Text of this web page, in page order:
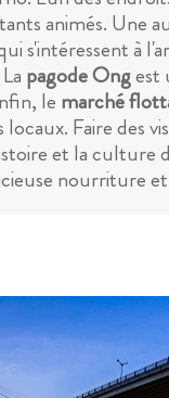
animés. Une
s'intéressent à
pagode Ongest
le marché
Faire des
et la culture
nourriture